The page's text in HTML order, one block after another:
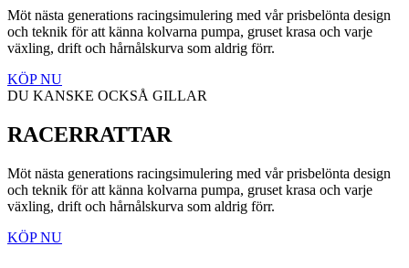
Möt nästa generations racingsimulering med vår prisbelönta design
och teknik för att känna kolvarna pumpa, gruset krasa och varje
växling, drift och hårnålskurva som aldrig förr.
KÖP NU
DU KANSKE OCKSÅ GILLAR
RACERRATTAR
Möt nästa generations racingsimulering med vår prisbelönta design
och teknik för att känna kolvarna pumpa, gruset krasa och varje
växling, drift och hårnålskurva som aldrig förr.
KÖP NU